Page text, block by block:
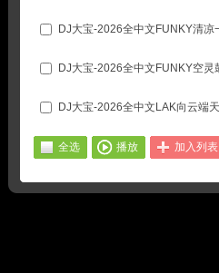
全选 播放 加入列表